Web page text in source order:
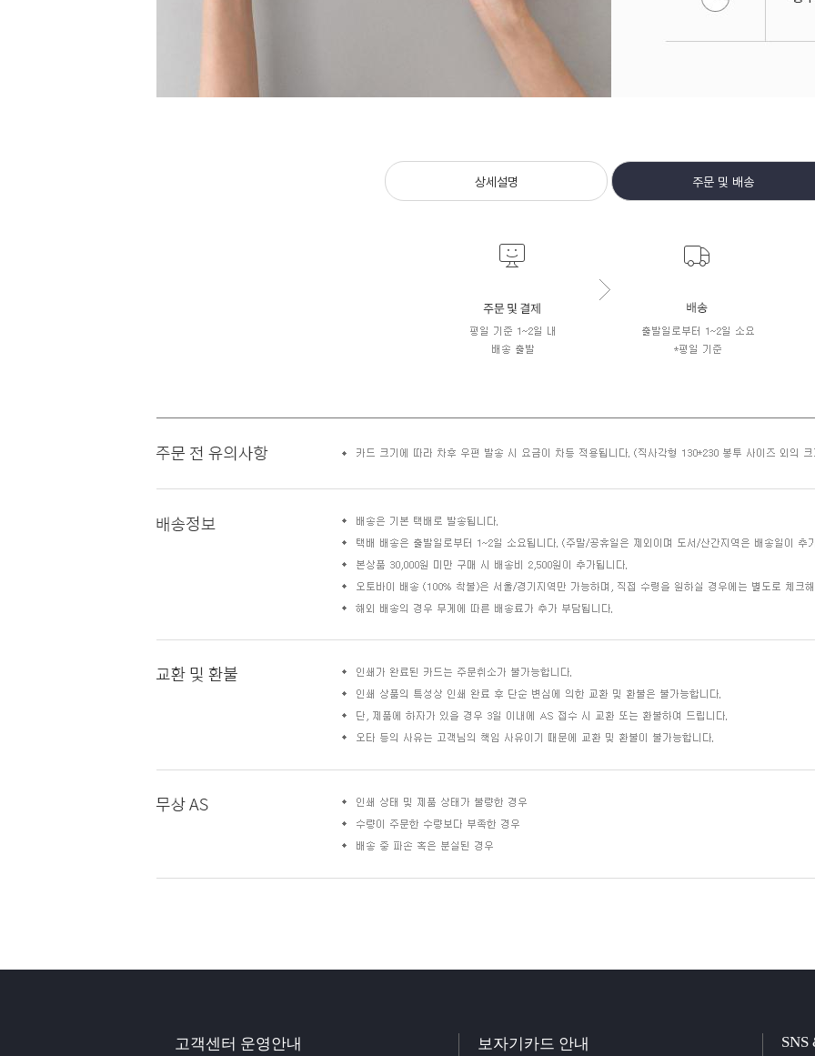
상세설명 주문 및 배송
고객센터 운영안내 보자기카드 안내 SNS